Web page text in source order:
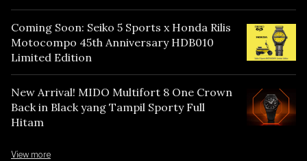
Coming Soon: Seiko 5 Sports x Honda Rilis
Motocompo 45th Anniversary HDB010
Limited Edition
New Arrival! MIDO Multifort 8 One Crown
Back in Black yang Tampil Sporty Full
Hitam
View more